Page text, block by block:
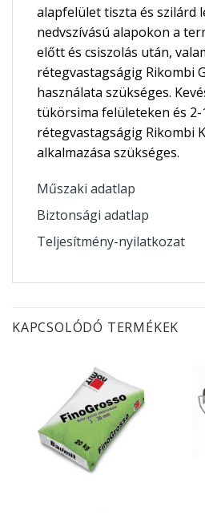
alapfelület tiszta és szilárd
nedvszívású alapokon a
előtt és csiszolás után,
rétegvastagságig Rikombi
használata szükséges.
tükörsima felületeken és 2-
rétegvastagságig Rikombi
alkalmazása szükséges.
Műszaki adatlap
Biztonsági adatlap
Teljesítmény-nyilatkozat
KAPCSOLÓDÓ TERMÉKEK